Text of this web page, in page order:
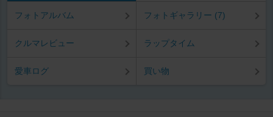
フォトアルバム フォトギャラリー (7)
クルマレビュー ラップタイム
愛車ログ 買い物